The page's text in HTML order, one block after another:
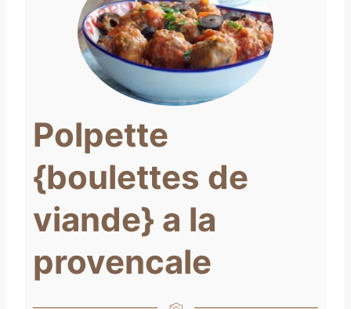
Polpette
{boulettes de
viande} a la
provencale